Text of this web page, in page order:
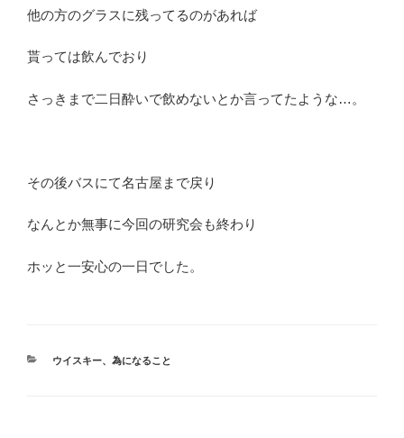
他の方のグラスに残ってるのがあれば
貰っては飲んでおり
さっきまで二日酔いで飲めないとか言ってたような…。
その後バスにて名古屋まで戻り
なんとか無事に今回の研究会も終わり
ホッと一安心の一日でした。
カ
ウイスキー、 為になること